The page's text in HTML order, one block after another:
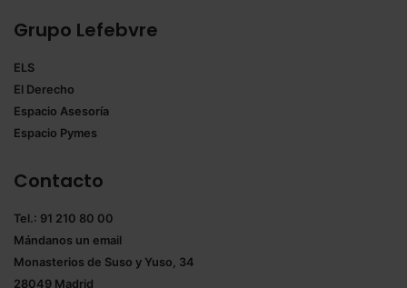
Saber más acerca de las cookies
Grupo Lefebvre
ELS
El Derecho
Espacio Asesoría
Espacio Pymes
Contacto
Tel.: 91 210 80 00
Mándanos un email
Monasterios de Suso y Yuso, 34
28049 Madrid